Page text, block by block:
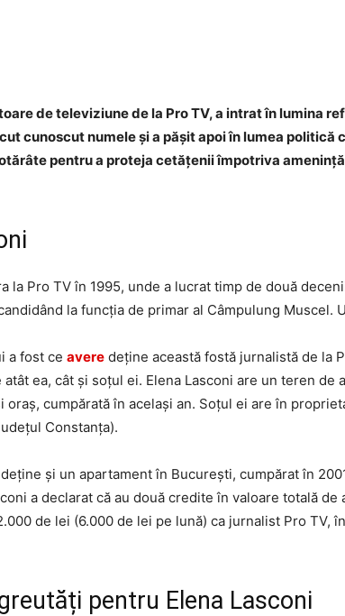
de televiziune de la Pro TV, a intrat în lumina
cunoscut numele și a pășit apoi în lumea politică
pentru a proteja cetățenii împotriva
la Pro TV în 1995, unde a lucrat timp de două
la funcția de primar al Câmpulung Muscel.
a fost ce avere deține această fostă jurnalistă de la
ea, cât și soțul ei. Elena Lasconi are un teren
oraș, cumpărată în același an. Soțul ei are în
Constanța).
și un apartament în București, cumpărat în
a declarat că au două credite în valoare totală
de lei (6.000 de lei pe lună) ca jurnalist Pro
pentru Elena Lasconi